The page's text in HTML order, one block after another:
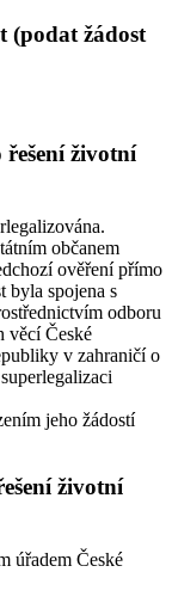
(podat žádost
životní
občanem
ověření přímo
byla spojena s
odboru
věcí České
v zahraničí o
jeho žádostí
životní
úřadem České